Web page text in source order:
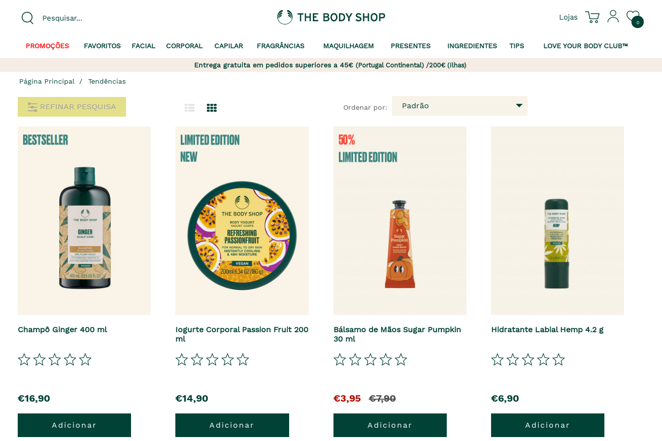
Lojas
0
PROMOÇÕES FAVORITOS FACIAL CORPORAL CAPILAR FRAGRÂNCIAS MAQUILHAGEM PRESENTES INGREDIENTES TIPS LOVE YOUR BODY CLUB™
Entrega gratuita em pedidos superiores a 45€ (Portugal Continental) /200€ (Ilhas)
Página Principal Tendências
REFINAR PESQUISA Ordenar por: Padrão
Champô Ginger 400 ml
precio
€16,90
Adicionar
Iogurte Corporal Passion Fruit 200
ml
precio
€14,90
Adicionar
Bálsamo de Mãos Sugar Pumpkin
30 ml
El
precio
€3,95
y
el
precio
€7,90
Adicionar
Hidratante Labial Hemp 4.2 g
precio
€6,90
Adicionar